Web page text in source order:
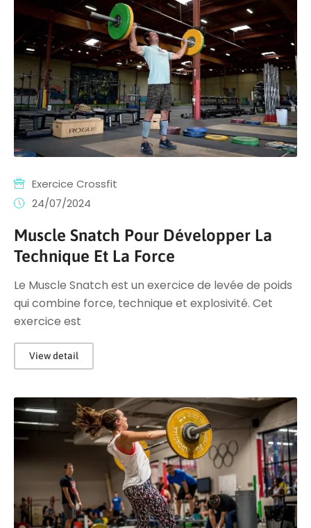
Exercice Crossfit
24/07/2024
Muscle Snatch Pour Développer La
Technique Et La Force
Le Muscle Snatch est un exercice de levée de poids
qui combine force, technique et explosivité. Cet
exercice est
View detail